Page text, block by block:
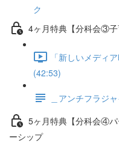
ク
4ヶ月特典【分科会③
「新しいメディ
(42:53)
＿アンチフラジ
5ヶ月特典【分科会④
ーシップ